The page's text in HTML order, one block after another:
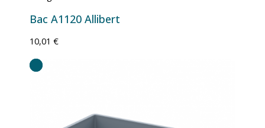
Bac A1120 Allibert
10,01 €